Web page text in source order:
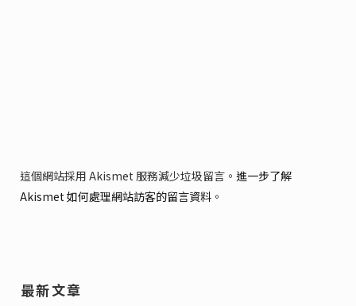
這個網站採用 Akismet 服務減少垃圾留言。 進一步了解
Akismet 如何處理網站訪客的留言資料 。
最新文章